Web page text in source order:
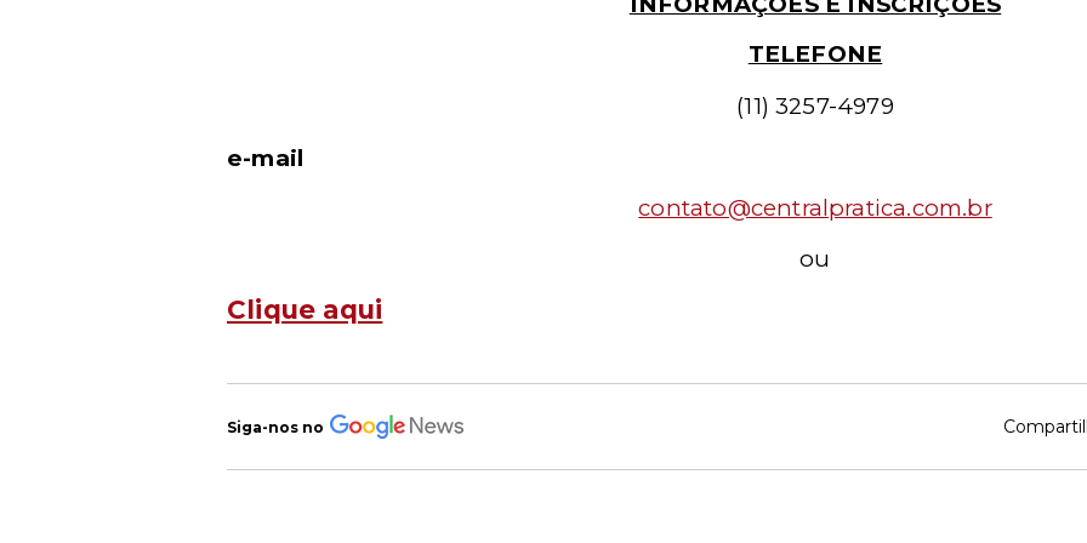
TELEFONE
(11) 3257-4979
e-mail
contato@centralpratica.com.br
ou
Clique aqui
Siga-nos no